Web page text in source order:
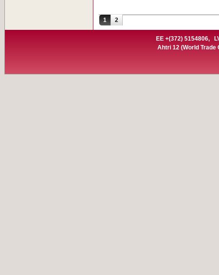
Lapas
1 2
EE +(372) 5154806,
Ahtri 12 (World Trade